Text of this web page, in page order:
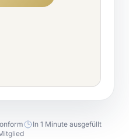
In 1 Minute ausgefüllt